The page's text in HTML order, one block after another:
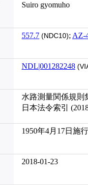
Suiro gyomuho
557.7 (NDC10); AZ-
NDL|001282248
水路測量関係規則
日本法令索引
1950年4月17日施行
2018-01-23